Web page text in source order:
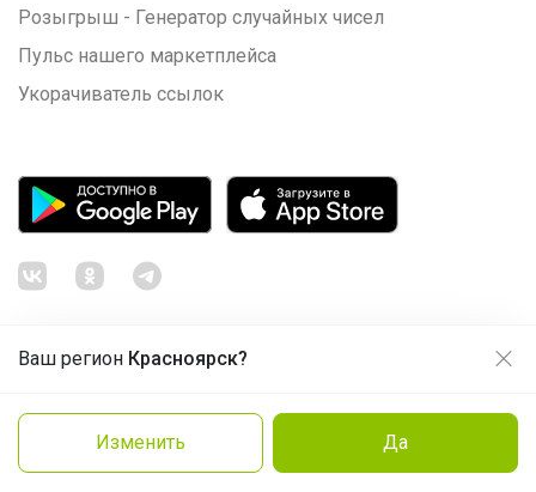
Ваш регион Красноярск?
Изменить Да
Розыгрыш - Генератор случайных чисел
Пульс нашего маркетплейса
Укорачиватель ссылок
Политика конфиденциальности
Cоглашение пользователя
Продолжая использовать этот сайт и нажимая кнопку
Принять